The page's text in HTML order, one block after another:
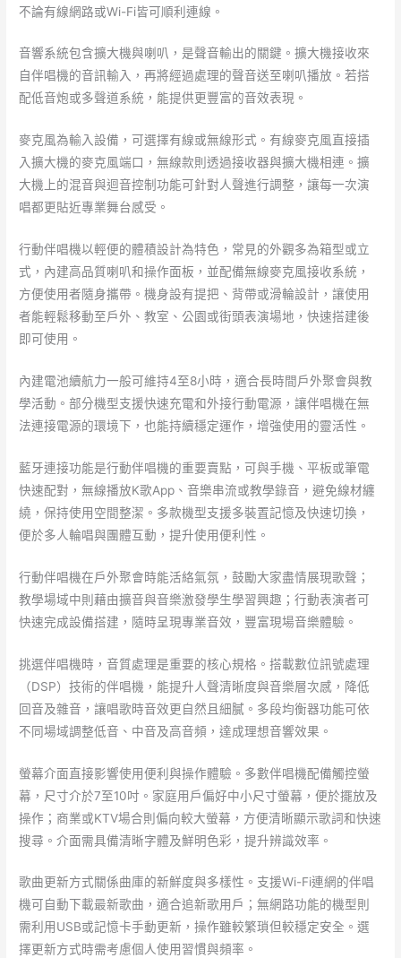
不論有線網路或Wi-Fi皆可順利連線。
音響系統包含擴大機與喇叭，是聲音輸出的關鍵。擴大機接收來
自伴唱機的音訊輸入，再將經過處理的聲音送至喇叭播放。若搭
配低音炮或多聲道系統，能提供更豐富的音效表現。
麥克風為輸入設備，可選擇有線或無線形式。有線麥克風直接插
入擴大機的麥克風端口，無線款則透過接收器與擴大機相連。擴
大機上的混音與迴音控制功能可針對人聲進行調整，讓每一次演
唱都更貼近專業舞台感受。
行動伴唱機以輕便的體積設計為特色，常見的外觀多為箱型或立
式，內建高品質喇叭和操作面板，並配備無線麥克風接收系統，
方便使用者隨身攜帶。機身設有提把、背帶或滑輪設計，讓使用
者能輕鬆移動至戶外、教室、公園或街頭表演場地，快速搭建後
即可使用。
內建電池續航力一般可維持4至8小時，適合長時間戶外聚會與教
學活動。部分機型支援快速充電和外接行動電源，讓伴唱機在無
法連接電源的環境下，也能持續穩定運作，增強使用的靈活性。
藍牙連接功能是行動伴唱機的重要賣點，可與手機、平板或筆電
快速配對，無線播放K歌App、音樂串流或教學錄音，避免線材纏
繞，保持使用空間整潔。多款機型支援多裝置記憶及快速切換，
便於多人輪唱與團體互動，提升使用便利性。
行動伴唱機在戶外聚會時能活絡氣氛，鼓勵大家盡情展現歌聲；
教學場域中則藉由擴音與音樂激發學生學習興趣；行動表演者可
快速完成設備搭建，隨時呈現專業音效，豐富現場音樂體驗。
挑選伴唱機時，音質處理是重要的核心規格。搭載數位訊號處理
（DSP）技術的伴唱機，能提升人聲清晰度與音樂層次感，降低
回音及雜音，讓唱歌時音效更自然且細膩。多段均衡器功能可依
不同場域調整低音、中音及高音頻，達成理想音響效果。
螢幕介面直接影響使用便利與操作體驗。多數伴唱機配備觸控螢
幕，尺寸介於7至10吋。家庭用戶偏好中小尺寸螢幕，便於擺放及
操作；商業或KTV場合則偏向較大螢幕，方便清晰顯示歌詞和快速
搜尋。介面需具備清晰字體及鮮明色彩，提升辨識效率。
歌曲更新方式關係曲庫的新鮮度與多樣性。支援Wi-Fi連網的伴唱
機可自動下載最新歌曲，適合追新歌用戶；無網路功能的機型則
需利用USB或記憶卡手動更新，操作雖較繁瑣但較穩定安全。選
擇更新方式時需考慮個人使用習慣與頻率。